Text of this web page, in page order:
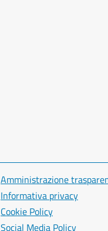
Amministrazione
Informativa privacy
Cookie Policy
Social Media Policy